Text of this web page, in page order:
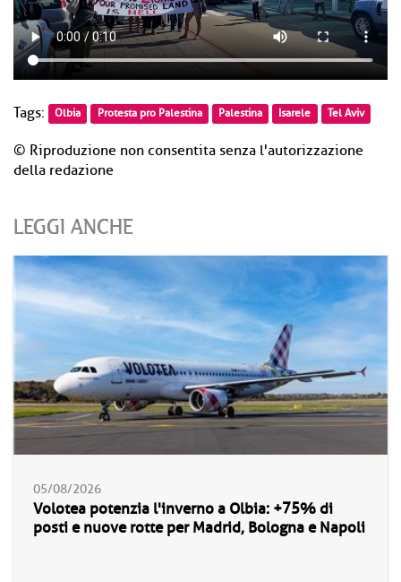
Tags: Olbia Protesta pro Palestina Palestina Isarele Tel Aviv
© Riproduzione non consentita senza l'autorizzazione
della redazione
LEGGI ANCHE
05/08/2026
Volotea potenzia l'inverno a Olbia: +75% di
posti e nuove rotte per Madrid, Bologna e Napoli